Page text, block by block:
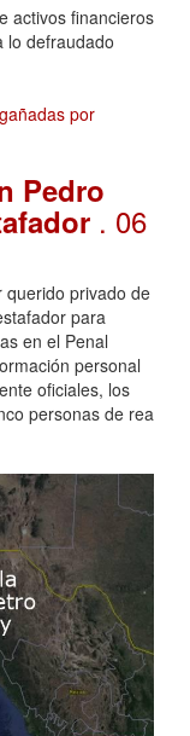
activos financieros
lo defraudado
Pedro
. 06
querido privado de
para
en el Penal
personal
oficiales, los
personas de rea